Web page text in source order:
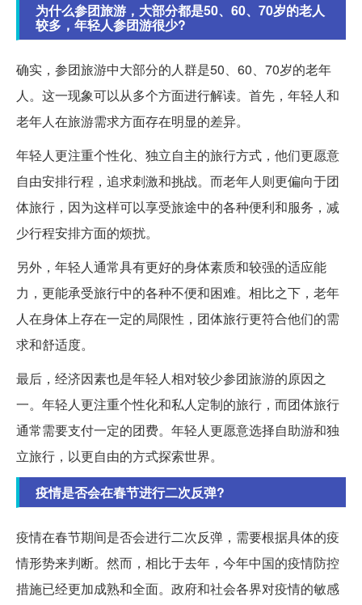
为什么参团旅游，大部分都是50、60、70岁的老人
较多，年轻人参团游很少?
确实，参团旅游中大部分的人群是50、60、70岁的老年
人。这一现象可以从多个方面进行解读。首先，年轻人和
老年人在旅游需求方面存在明显的差异。
年轻人更注重个性化、独立自主的旅行方式，他们更愿意
自由安排行程，追求刺激和挑战。而老年人则更偏向于团
体旅行，因为这样可以享受旅途中的各种便利和服务，减
少行程安排方面的烦扰。
另外，年轻人通常具有更好的身体素质和较强的适应能
力，更能承受旅行中的各种不便和困难。相比之下，老年
人在身体上存在一定的局限性，团体旅行更符合他们的需
求和舒适度。
最后，经济因素也是年轻人相对较少参团旅游的原因之
一。年轻人更注重个性化和私人定制的旅行，而团体旅行
通常需要支付一定的团费。年轻人更愿意选择自助游和独
立旅行，以更自由的方式探索世界。
疫情是否会在春节进行二次反弹?
疫情在春节期间是否会进行二次反弹，需要根据具体的疫
情形势来判断。然而，相比于去年，今年中国的疫情防控
措施已经更加成熟和全面。政府和社会各界对疫情的敏感